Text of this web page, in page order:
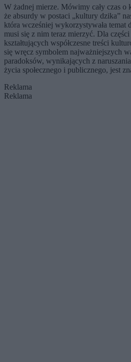
W żadnej mierze. Mówimy cały czas o
że absurdy w postaci „kultury dzika”
która wcześniej wykorzystywała temat
musi się z nim teraz mierzyć. Dla
kształtujących współczesne treści
się wręcz symbolem najważniejszych
paradoksów, wynikających z
życia społecznego i publicznego, jest
Reklama
Reklama